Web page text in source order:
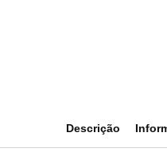
Descrição